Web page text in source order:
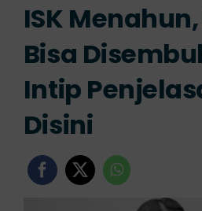
Layanan
Info Klinik
ISK
Bisa
Intip
Disini